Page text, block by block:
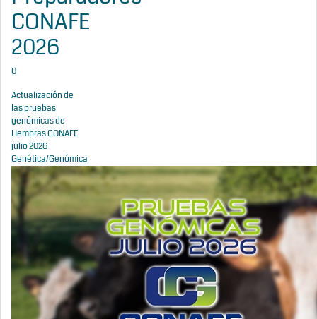
CONAFE
2026
0
Actualización de
las pruebas
genómicas de
Hembras CONAFE
julio 2026
Genética/Genómica